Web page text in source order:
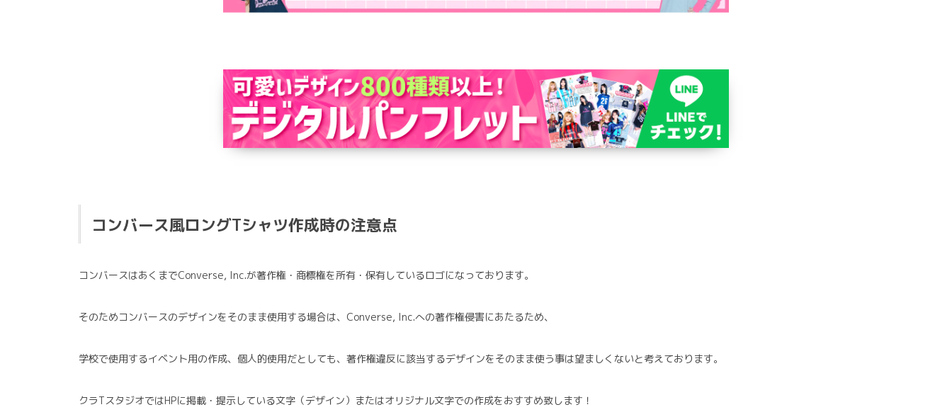
コンバース風ロングTシャツ作成時の注意点
コンバースはあくまでConverse, Inc.が著作権・商標権を所有・保有しているロゴになっております。
そのためコンバースのデザインをそのまま使用する場合は、Converse, Inc.への著作権侵害にあたるため、
学校で使用するイベント用の作成、個人的使用だとしても、著作権違反に該当するデザインをそのまま使う事は望ましくないと考えております。
クラTスタジオではHPに掲載・提示している文字（デザイン）またはオリジナル文字での作成をおすすめ致します！